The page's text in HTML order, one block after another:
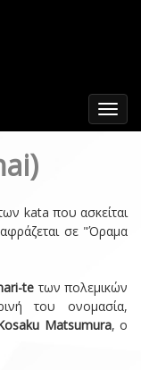
Toggle
kata που ασκείται
σε "Όραμα
te των πολεμικών
του ονομασία,
Matsumura, ο